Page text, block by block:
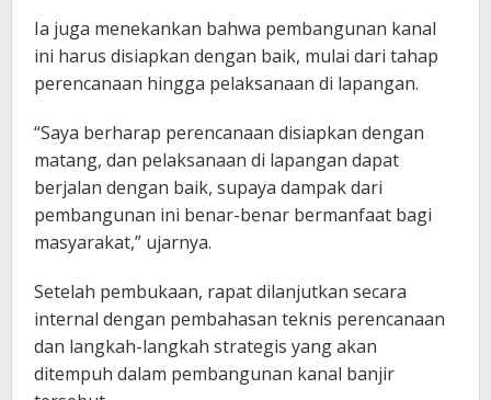
Ia juga menekankan bahwa pembangunan kanal
ini harus disiapkan dengan baik, mulai dari tahap
perencanaan hingga pelaksanaan di lapangan.
“Saya berharap perencanaan disiapkan dengan
matang, dan pelaksanaan di lapangan dapat
berjalan dengan baik, supaya dampak dari
pembangunan ini benar-benar bermanfaat bagi
masyarakat,” ujarnya.
Setelah pembukaan, rapat dilanjutkan secara
internal dengan pembahasan teknis perencanaan
dan langkah-langkah strategis yang akan
ditempuh dalam pembangunan kanal banjir